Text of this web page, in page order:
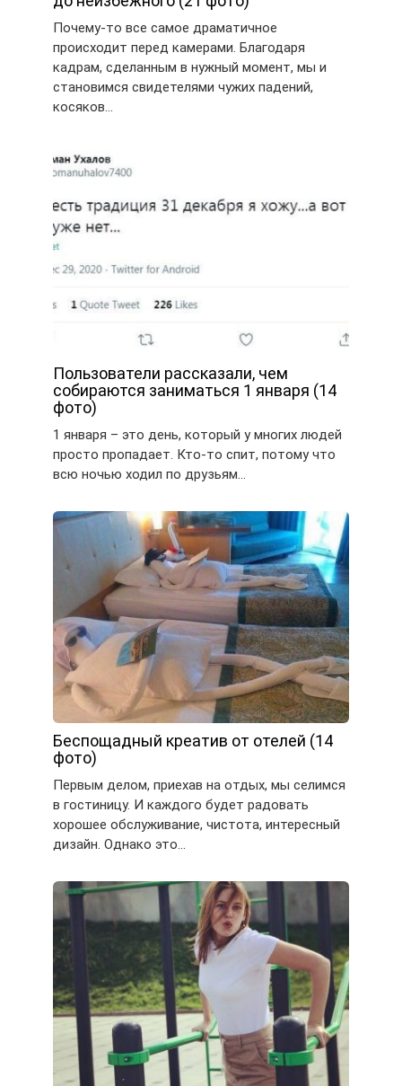
Почему-то все самое драматичное
происходит перед камерами. Благодаря
кадрам, сделанным в нужный момент, мы и
становимся свидетелями чужих падений,
косяков…
Пользователи рассказали, чем
собираются заниматься 1 января (14
фото)
1 января – это день, который у многих людей
просто пропадает. Кто-то спит, потому что
всю ночью ходил по друзьям…
Беспощадный креатив от отелей (14
фото)
Первым делом, приехав на отдых, мы селимся
в гостиницу. И каждого будет радовать
хорошее обслуживание, чистота, интересный
дизайн. Однако это…